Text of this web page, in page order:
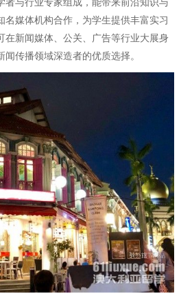
者与行业专家组成，能带来前沿知识与
名媒体机构合作，为学生提供丰富实习
在新闻媒体、公关、广告等行业大展身
传播领域深造者的优质选择。